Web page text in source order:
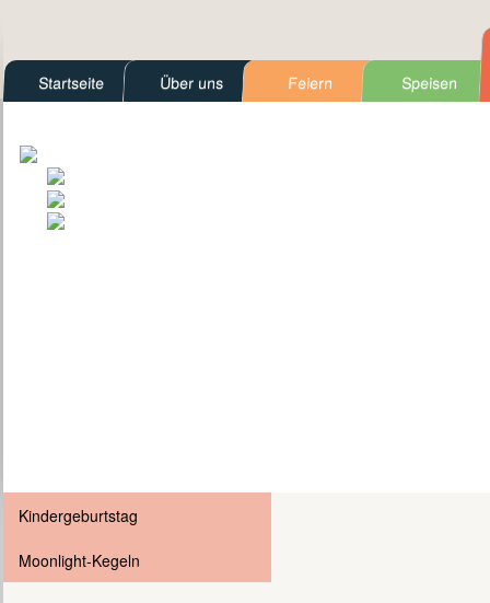
Startseite Über uns Feiern Speisen
Kindergeburtstag
Moonlight-Kegeln